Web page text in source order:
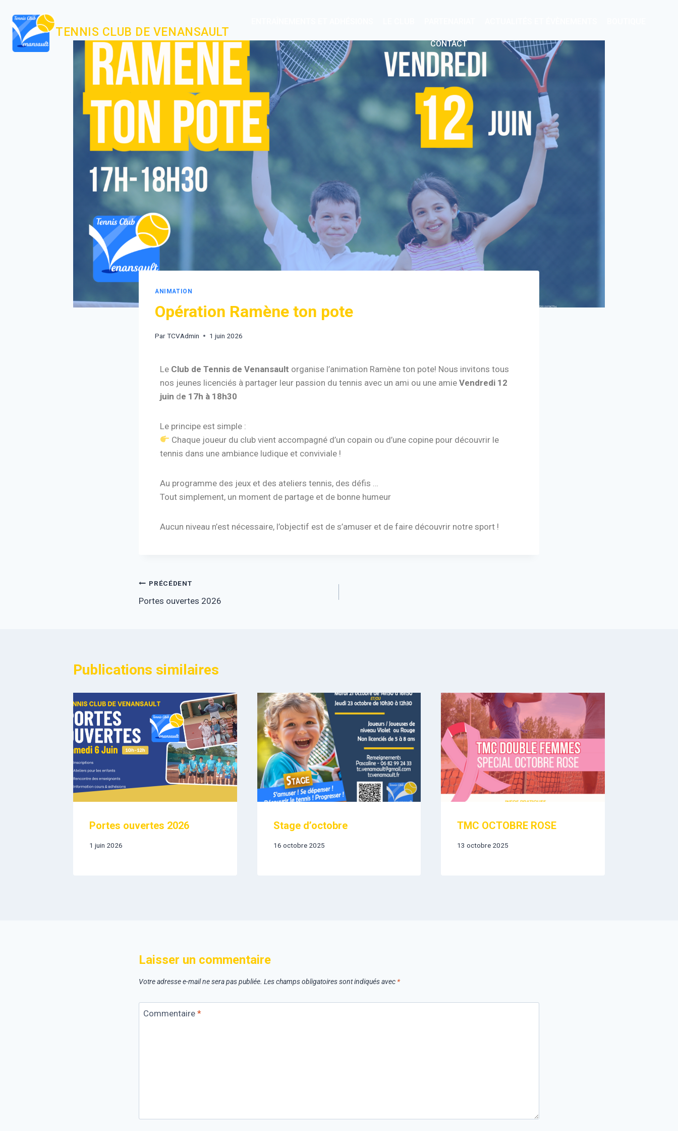
TENNIS CLUB DE VENANSAULT
CONTACT
ANIMATION
Opération Ramène ton pote
ParTCVAdmin 1 juin 2026
Le Club de Tennis de Venansault organise l’animation Ramène ton pote! Nous invitons tous
nos jeunes licenciés à partager leur passion du tennis avec un ami ou une amie Vendredi 12
juin de 17h à 18h30
Le principe est simple :
Chaque joueur du club vient accompagné d’un copain ou d’une copine pour découvrir le
tennis dans une ambiance ludique et conviviale !
Au programme des jeux et des ateliers tennis, des défis …
Tout simplement, un moment de partage et de bonne humeur
Aucun niveau n’est nécessaire, l’objectif est de s’amuser et de faire découvrir notre sport !
PRÉCÉDENT
Portes ouvertes 2026
Publications similaires
Portes ouvertes 2026
1 juin 2026
Stage d’octobre
16 octobre 2025
TMC OCTOBRE ROSE
13 octobre 2025
Laisser un commentaire
Votre adresse e-mail ne sera pas publiée. Les champs obligatoires sont indiqués avec *
Commentaire *